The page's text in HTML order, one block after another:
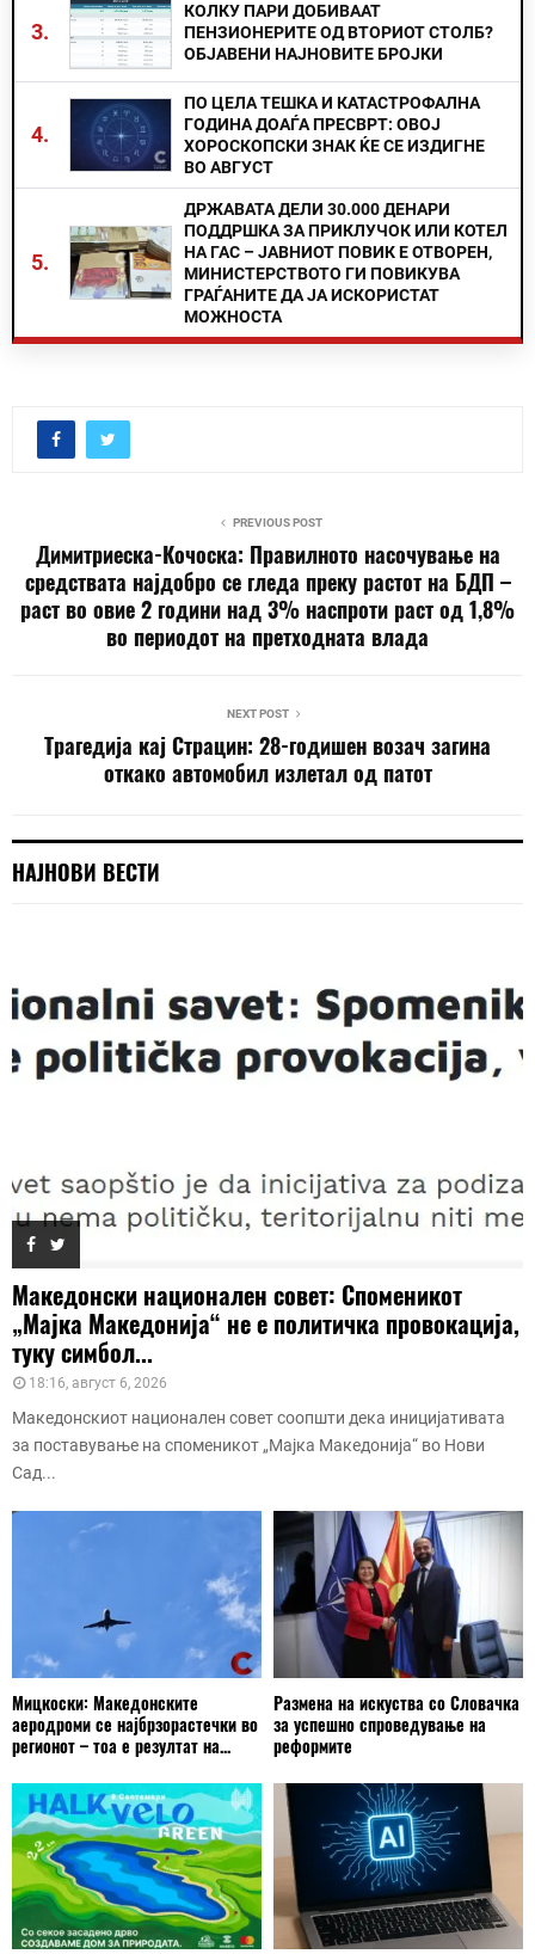
3.
КОЛКУ ПАРИ ДОБИВААТ
ПЕНЗИОНЕРИТЕ ОД ВТОРИОТ СТОЛБ?
ОБЈАВЕНИ НАЈНОВИТЕ БРОЈКИ
4.
ПО ЦЕЛА ТЕШКА И КАТАСТРОФАЛНА
ГОДИНА ДОАЃА ПРЕСВРТ: ОВОЈ
ХОРОСКОПСКИ ЗНАК ЌЕ СЕ ИЗДИГНЕ
ВО АВГУСТ
5.
ДРЖАВАТА ДЕЛИ 30.000 ДЕНАРИ
ПОДДРШКА ЗА ПРИКЛУЧОК ИЛИ КОТЕЛ
НА ГАС – ЈАВНИОТ ПОВИК Е ОТВОРЕН,
МИНИСТЕРСТВОТО ГИ ПОВИКУВА
ГРАЃАНИТЕ ДА ЈА ИСКОРИСТАТ
МОЖНОСТА
PREVIOUS POST
Димитриеска-Кочоска: Правилното насочување на
средствата најдобро се гледа преку растот на БДП –
раст во овие 2 години над 3% наспроти раст од 1,8%
во периодот на претходната влада
NEXT POST
Трагедија кај Страцин: 28-годишен возач загина
откако автомобил излетал од патот
НАЈНОВИ ВЕСТИ
Македонски национален совет: Споменикот
„Мајка Македонија“ не е политичка провокација,
туку симбол...
18:16, август 6, 2026
Македонскиот национален совет соопшти дека иницијативата
за поставување на споменикот „Мајка Македонија“ во Нови
Сад...
Мицкоски: Македонските
аеродроми се најбрзорастечки во
регионот – тоа е резултат на...
Размена на искуства со Словачка
за успешно спроведување на
реформите